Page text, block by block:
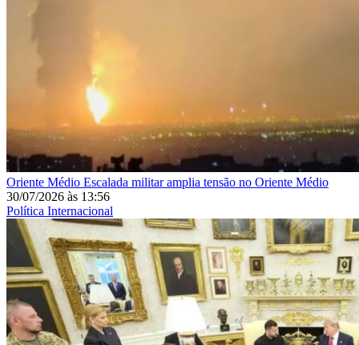
Oriente Médio Escalada militar amplia tensão no Oriente Médio
30/07/2026 às 13:56
Política Internacional